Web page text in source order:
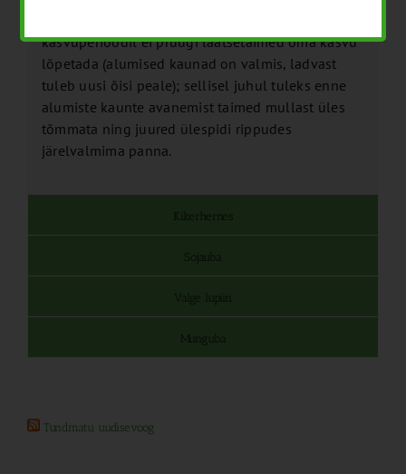
kasvuperioodil ei pruugi läätsetaimed oma kasvu
lõpetada (alumised kaunad on valmis, ladvast
tuleb uusi õisi peale); sellisel juhul tuleks enne
alumiste kaunte avanemist taimed mullast üles
tõmmata ning juured ülespidi rippudes
järelvalmima panna.
Kikerhernes
Sojauba
Valge lupiin
Munguba
Tundmatu uudisevoog